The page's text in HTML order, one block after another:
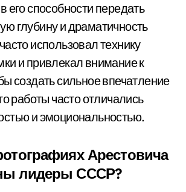
его способности передать
глубину и драматичность
использовал технику
и привлекал внимание к
создать сильное впечатление
работы часто отличались
и эмоциональностью.
Арестовича
лидеры СССР?